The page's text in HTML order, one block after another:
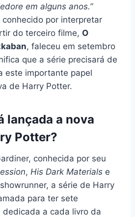
em alguns anos.”
conhecido por interpretar
do terceiro filme, O
, faleceu em setembro
que a série precisará de
este importante papel
de Harry Potter.
lançada a nova
Potter?
conhecida por seu
, His Dark Materials e
a série de Harry
para ter sete
a cada livro da